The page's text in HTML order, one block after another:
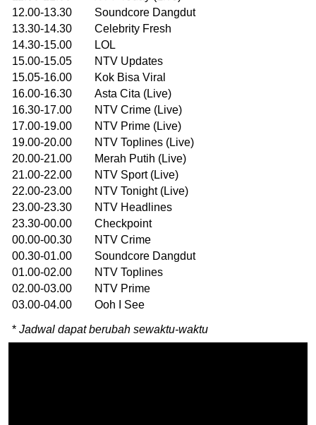
12.00-13.30 Soundcore Dangdut
13.30-14.30 Celebrity Fresh
14.30-15.00 LOL
15.00-15.05 NTV Updates
15.05-16.00 Kok Bisa Viral
16.00-16.30 Asta Cita (Live)
16.30-17.00 NTV Crime (Live)
17.00-19.00 NTV Prime (Live)
19.00-20.00 NTV Toplines (Live)
20.00-21.00 Merah Putih (Live)
21.00-22.00 NTV Sport (Live)
22.00-23.00 NTV Tonight (Live)
23.00-23.30 NTV Headlines
23.30-00.00 Checkpoint
00.00-00.30 NTV Crime
00.30-01.00 Soundcore Dangdut
01.00-02.00 NTV Toplines
02.00-03.00 NTV Prime
03.00-04.00 Ooh I See
* Jadwal dapat berubah sewaktu-waktu